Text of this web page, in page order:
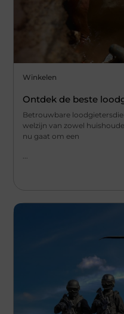
Winkelen
Ontdek de beste
Betrouwbare
welzijn van zowel
nu gaat om een